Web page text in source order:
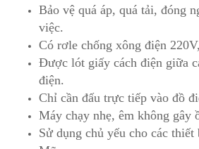
Bảo vệ quá áp, quá tải, đóng
việc.
Có rơle chống xông điện
Được lót giấy cách điện giữa
điện.
Chỉ cần đấu trực tiếp vào đồ
Máy chạy nhẹ, êm không gây
Sử dụng chủ yếu cho các